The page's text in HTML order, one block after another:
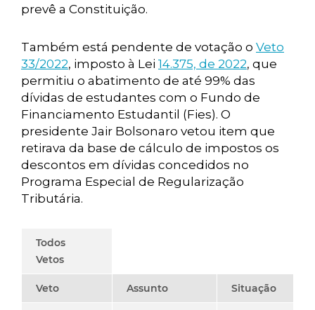
prevê a Constituição.
Também está pendente de votação o Veto
33/2022, imposto à Lei 14.375, de 2022, que
permitiu o abatimento de até 99% das
dívidas de estudantes com o Fundo de
Financiamento Estudantil (Fies). O
presidente Jair Bolsonaro vetou item que
retirava da base de cálculo de impostos os
descontos em dívidas concedidos no
Programa Especial de Regularização
Tributária.
Todos
Vetos
Veto Assunto Situação